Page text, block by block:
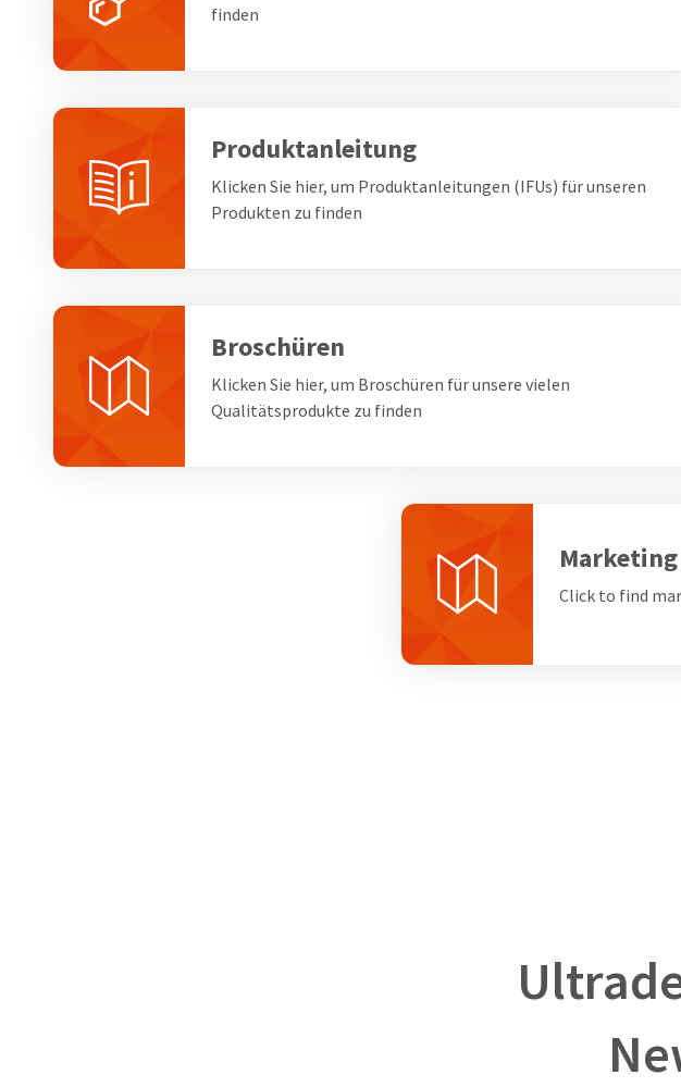
finden
Produktanleitung
Klicken Sie hier, um Produktanleitungen (IFUs) für unseren
Produkten zu finden
Broschüren
Klicken Sie hier, um Broschüren für unsere vielen
Qualitätsprodukte zu finden
Click to find